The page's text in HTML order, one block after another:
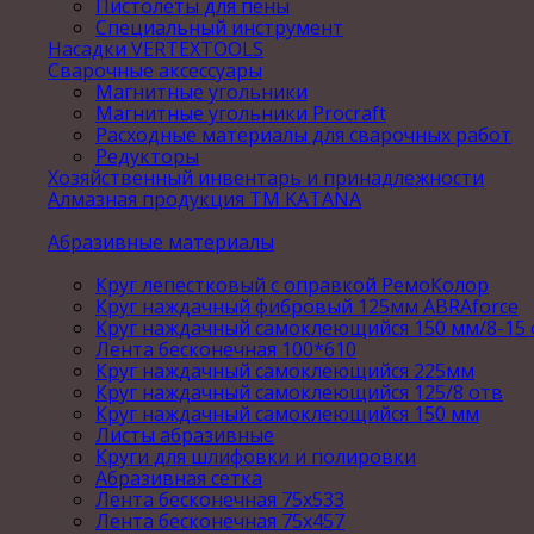
Пистолеты для пены
Специальный инструмент
Насадки VERTEXTOOLS
Сварочные аксессуары
Магнитные угольники
Магнитные угольники Procraft
Расходные материалы для сварочных работ
Редукторы
Хозяйственный инвентарь и принадлежности
Алмазная продукция ТМ KATANA
Абразивные материалы
Круг лепестковый с оправкой РемоКолор
Круг наждачный фибровый 125мм ABRAforce
Круг наждачный самоклеющийся 150 мм/8-15
Лента бесконечная 100*610
Круг наждачный самоклеющийся 225мм
Круг наждачный самоклеющийся 125/8 отв
Круг наждачный самоклеющийся 150 мм
Листы абразивные
Круги для шлифовки и полировки
Абразивная сетка
Лента бесконечная 75х533
Лента бесконечная 75х457